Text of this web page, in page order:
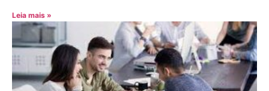
Leia mais »